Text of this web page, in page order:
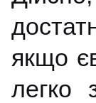
якщо
легко